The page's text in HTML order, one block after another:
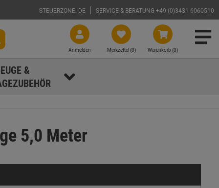
STEUERZONE: DE SERVICE & BERATUNG +49 (0)3431 6060510
Warenkorb (0)
Merkzettel (0)
Anmelden
&
5,0 Meter